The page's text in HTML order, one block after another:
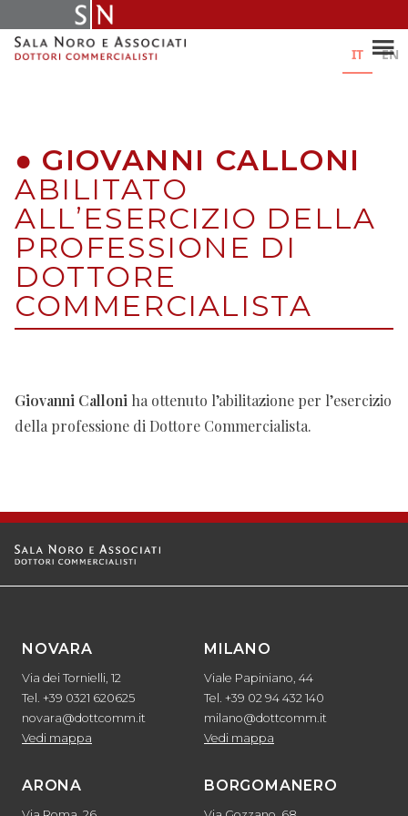
to
content
IT EN
● GIOVANNI CALLONI
ABILITATO
ALL’ESERCIZIO DELLA
PROFESSIONE DI
DOTTORE
COMMERCIALISTA
Giovanni Calloni ha ottenuto l’abilitazione per l’esercizio
della professione di Dottore Commercialista.
NOVARA
Via dei Tornielli, 12
Tel. +39 0321 620625
novara@dottcomm.it
Vedi mappa
MILANO
Viale Papiniano, 44
Tel. +39 02 94 432 140
milano@dottcomm.it
Vedi mappa
ARONA BORGOMANERO